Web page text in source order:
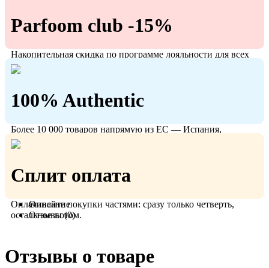
Parfoom club -15%
Накопительная скидка по программе лояльности для всех
кто с нами!
100% Authentic
Более 10 000 товаров напрямую из ЕС — Испания,
Польша, Германия.
Сплит оплата
Оплачивайте покупки частями: сразу только четверть,
остальное потом.
Описание
Отзывы (0)
Отзывы о товаре